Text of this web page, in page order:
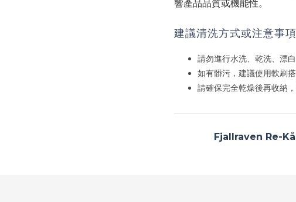
響產品品質或機能性。
建議清洗方式或注意事項
請勿進行水洗、乾洗、漂
如有髒污，建議使用軟刷
請確保完全乾燥後再收納
Fjallraven Re-